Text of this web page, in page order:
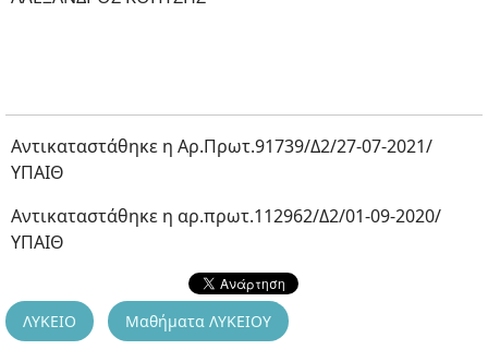
Αντικαταστάθηκε η Αρ.Πρωτ.91739/Δ2/27-07-2021/
ΥΠΑΙΘ
Αντικαταστάθηκε η αρ.πρωτ.112962/Δ2/01-09-2020/
ΥΠΑΙΘ
ΛΥΚΕΙΟ Μαθήματα ΛΥΚΕΙΟΥ